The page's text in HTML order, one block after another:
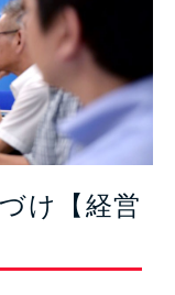
け【経営